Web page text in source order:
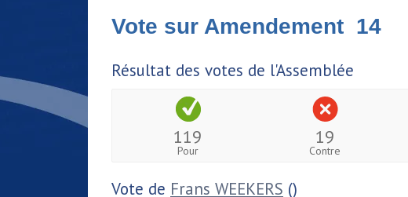
Vote sur Amendement 14
Résultat des votes de l'Assemblée
119
Pour
19
Contre
Vote de Frans WEEKERS ()